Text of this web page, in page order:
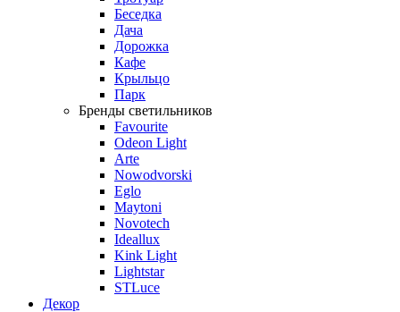
Беседка
Дача
Дорожка
Кафе
Крыльцо
Парк
Бренды светильников
Favourite
Odeon Light
Arte
Nowodvorski
Eglo
Maytoni
Novotech
Ideallux
Kink Light
Lightstar
STLuce
Декор